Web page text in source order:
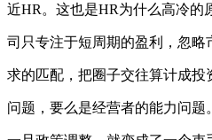
近HR。这也是HR为什么高冷的
司只专注于短周期的盈利，忽
求的匹配，把圈子交往算计成
问题，要么是经营者的能力问题